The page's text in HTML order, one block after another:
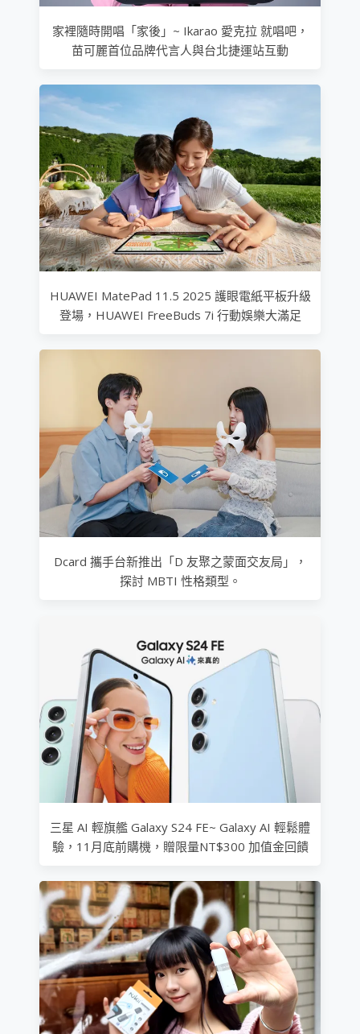
家裡隨時開唱「家後」~ Ikarao 愛克拉 就唱吧，
苗可麗首位品牌代言人與台北捷運站互動
HUAWEI MatePad 11.5 2025 護眼電紙平板升級
登場，HUAWEI FreeBuds 7i 行動娛樂大滿足
Dcard 攜手台新推出「D 友聚之蒙面交友局」，
探討 MBTI 性格類型。
三星 AI 輕旗艦 Galaxy S24 FE~ Galaxy AI 輕鬆體
驗，11月底前購機，贈限量NT$300 加值金回饋